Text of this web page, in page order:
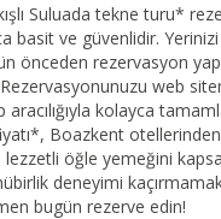
Suluada tekne turu*
basit ve güvenlidir.
önceden rezervasyon
web
kolayca
Boazkent
öğle yemeğini
deneyimi
bugün rezerve edin!